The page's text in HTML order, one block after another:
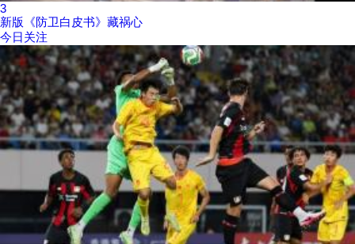
3
新版《防卫白皮书》藏祸心
今日关注